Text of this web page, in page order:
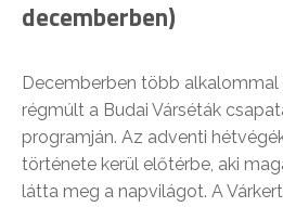
decemberben)
Decemberben több alkalommal
régmúlt a Budai Várséták
programján. Az adventi
története kerül előtérbe, aki
látta meg a napvilágot. A